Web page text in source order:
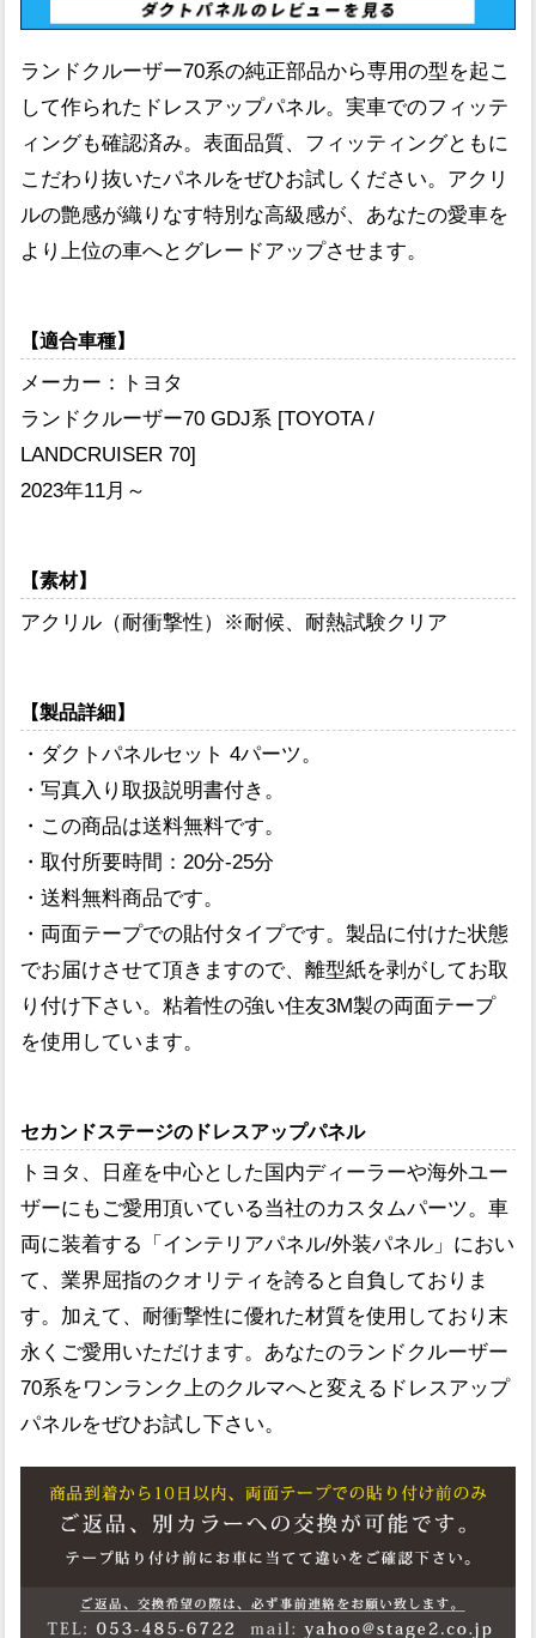
ランドクルーザー70系の純正部品から専用の型を起こ
して作られたドレスアップパネル。実車でのフィッテ
ィングも確認済み。表面品質、フィッティングともに
こだわり抜いたパネルをぜひお試しください。アクリ
ルの艶感が織りなす特別な高級感が、あなたの愛車を
より上位の車へとグレードアップさせます。
【適合車種】
メーカー：トヨタ
ランドクルーザー70 GDJ系 [TOYOTA /
LANDCRUISER 70]
2023年11月～
【素材】
アクリル（耐衝撃性）※耐候、耐熱試験クリア
【製品詳細】
・ダクトパネルセット 4パーツ。
・写真入り取扱説明書付き。
・この商品は送料無料です。
・取付所要時間：20分-25分
・送料無料商品です。
・両面テープでの貼付タイプです。製品に付けた状態
でお届けさせて頂きますので、離型紙を剥がしてお取
り付け下さい。粘着性の強い住友3M製の両面テープ
を使用しています。
セカンドステージのドレスアップパネル
トヨタ、日産を中心とした国内ディーラーや海外ユー
ザーにもご愛用頂いている当社のカスタムパーツ。車
両に装着する「インテリアパネル/外装パネル」におい
て、業界屈指のクオリティを誇ると自負しておりま
す。加えて、耐衝撃性に優れた材質を使用しており末
永くご愛用いただけます。あなたのランドクルーザー
70系をワンランク上のクルマへと変えるドレスアップ
パネルをぜひお試し下さい。